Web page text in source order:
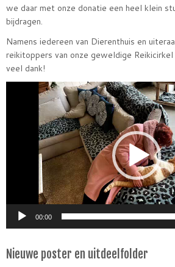
we daar met onze donatie een heel klein
bijdragen.
Namens iedereen van Dierenthuis en
reikitoppers van onze geweldige
veel dank!
Videospeler
00:00
Nieuwe poster en uitdeelfolder